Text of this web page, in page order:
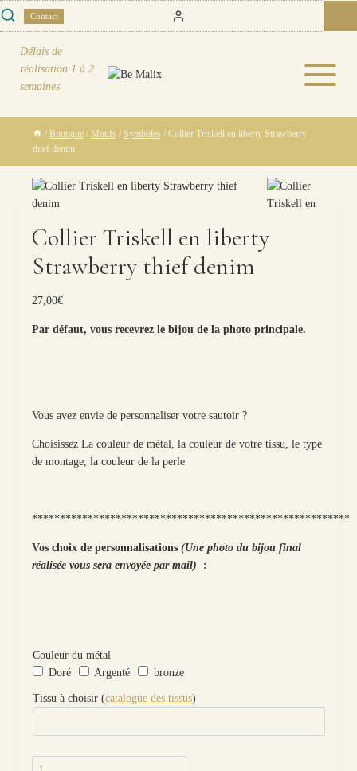
Skip
Contact
Délais de
réalisation 1 à 2
semaines
/ Boutique / Motifs / Symboles / Collier Triskell en liberty Strawberry
thief denim
Collier Triskell en liberty
Strawberry thief denim
27,00€
Par défaut, vous recevrez le bijou de la photo principale.
Vous avez envie de personnaliser votre sautoir ?
Choisissez La couleur de métal, la couleur de votre tissu, le type
de montage, la couleur de la perle
*********************************************************
Vos choix de personnalisations (Une photo du bijou final
réalisée vous sera envoyée par mail) :
Couleur du métal
Doré
Argenté bronze
Tissu à choisir (catalogue des tissus)
quantité